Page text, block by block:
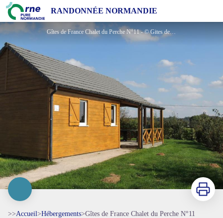
RANDONNÉE NORMANDIE
Gîtes de France Chalet du Perche N°11
Gîtes de France Chalet du Perche N°11 - © Gites de France Orne
Imprimer
>>Accueil>Hébergements>Gîtes de France Chalet du Perche N°11